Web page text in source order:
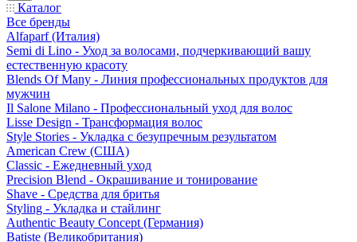
Каталог
Все бренды
Alfaparf (Италия)
Semi di Lino - Уход за волосами, подчеркивающий вашу
естественную красоту
Blends Of Many - Линия профессиональных продуктов для
мужчин
Il Salone Milano - Профессиональный уход для волос
Lisse Design - Трансформация волос
Style Stories - Укладка с безупречным результатом
American Crew (США)
Classic - Ежедневный уход
Precision Blend - Окрашивание и тонирование
Shave - Средства для бритья
Styling - Укладка и стайлинг
Authentic Beauty Concept (Германия)
Batiste (Великобритания)